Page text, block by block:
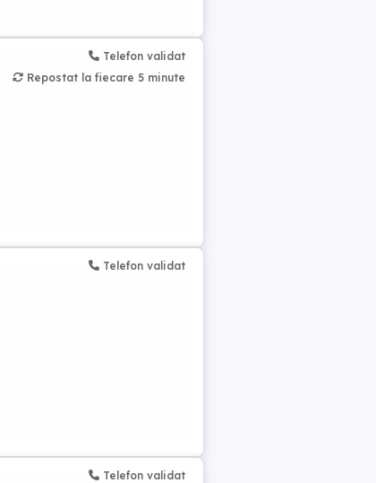
Telefon validat
Repostat la fiecare 5 minute
Telefon validat
Telefon validat